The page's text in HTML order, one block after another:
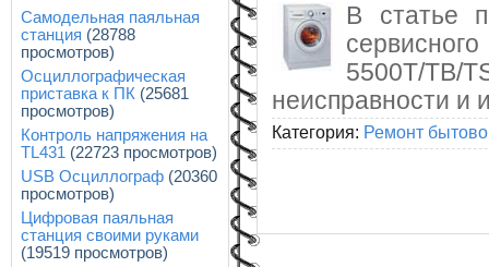
Самодельная паяльная
станция (28788
просмотров)
Осциллографическая
приставка к ПК (25681
просмотров)
Контроль напряжения на
TL431 (22723 просмотров)
USB Осциллограф (20360
просмотров)
Цифровая паяльная
станция своими руками
(19519 просмотров)
В статье
5500T/TB/
неисправности и
Категория: Ремонт